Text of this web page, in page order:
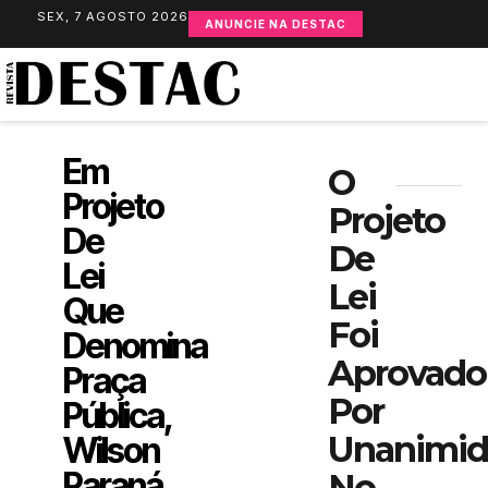
SEX, 7 AGOSTO 2026 ANUNCIE NA DESTAC
Em
Projeto
De
Lei
Que
Denomina
Praça
Pública,
Wilson
O
Projeto
De
Lei
Foi
Aprovado
Por